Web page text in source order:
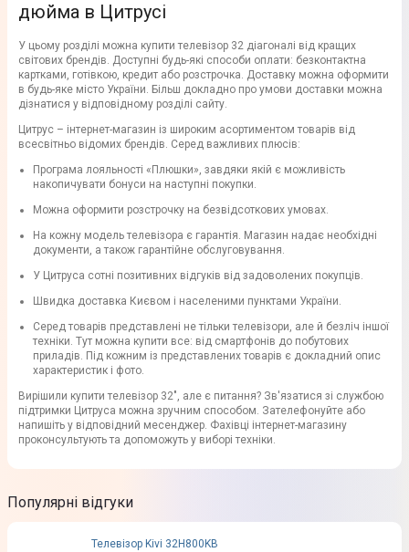
дюйма в Цитрусі
У цьому розділі можна купити телевізор 32 діагоналі від кращих
світових брендів. Доступні будь-які способи оплати: безконтактна
картками, готівкою, кредит або розстрочка. Доставку можна оформити
в будь-яке місто України. Більш докладно про умови доставки можна
дізнатися у відповідному розділі сайту.
Цитрус – інтернет-магазин із широким асортиментом товарів від
всесвітньо відомих брендів. Серед важливих плюсів:
Програма лояльності «Плюшки», завдяки якій є можливість
накопичувати бонуси на наступні покупки.
Можна оформити розстрочку на безвідсоткових умовах.
На кожну модель телевізора є гарантія. Магазин надає необхідні
документи, а також гарантійне обслуговування.
У Цитруса сотні позитивних відгуків від задоволених покупців.
Швидка доставка Києвом і населеними пунктами України.
Серед товарів представлені не тільки телевізори, але й безліч іншої
техніки. Тут можна купити все: від смартфонів до побутових
приладів. Під кожним із представлених товарів є докладний опис
характеристик і фото.
Вирішили купити телевізор 32", але є питання? Зв'язатися зі службою
підтримки Цитруса можна зручним способом. Зателефонуйте або
напишіть у відповідний месенджер. Фахівці інтернет-магазину
проконсультують та допоможуть у виборі техніки.
Популярні відгуки
Телевізор Kivi 32H800KB